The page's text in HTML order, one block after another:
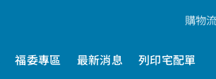
購物
福委專區 最新消息 列印宅配單